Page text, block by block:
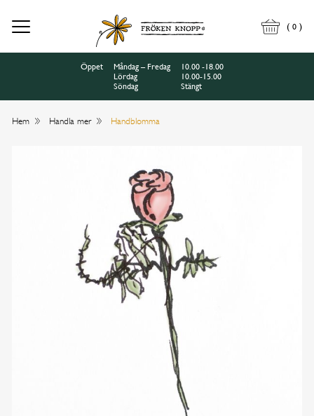
( 0 )
Öppet Måndag – Fredag
10.00 -18.00
Lördag
10.00-15.00
Söndag
Stängt
Hem Handla mer Handblomma